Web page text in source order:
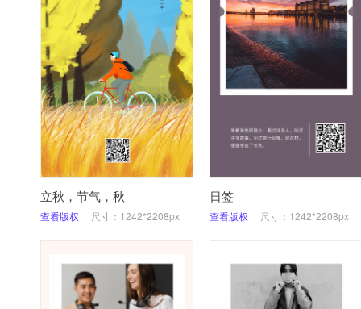
立秋，节气，秋
查看版权 尺寸：1242*2208px
日签
查看版权 尺寸：1242*2208px